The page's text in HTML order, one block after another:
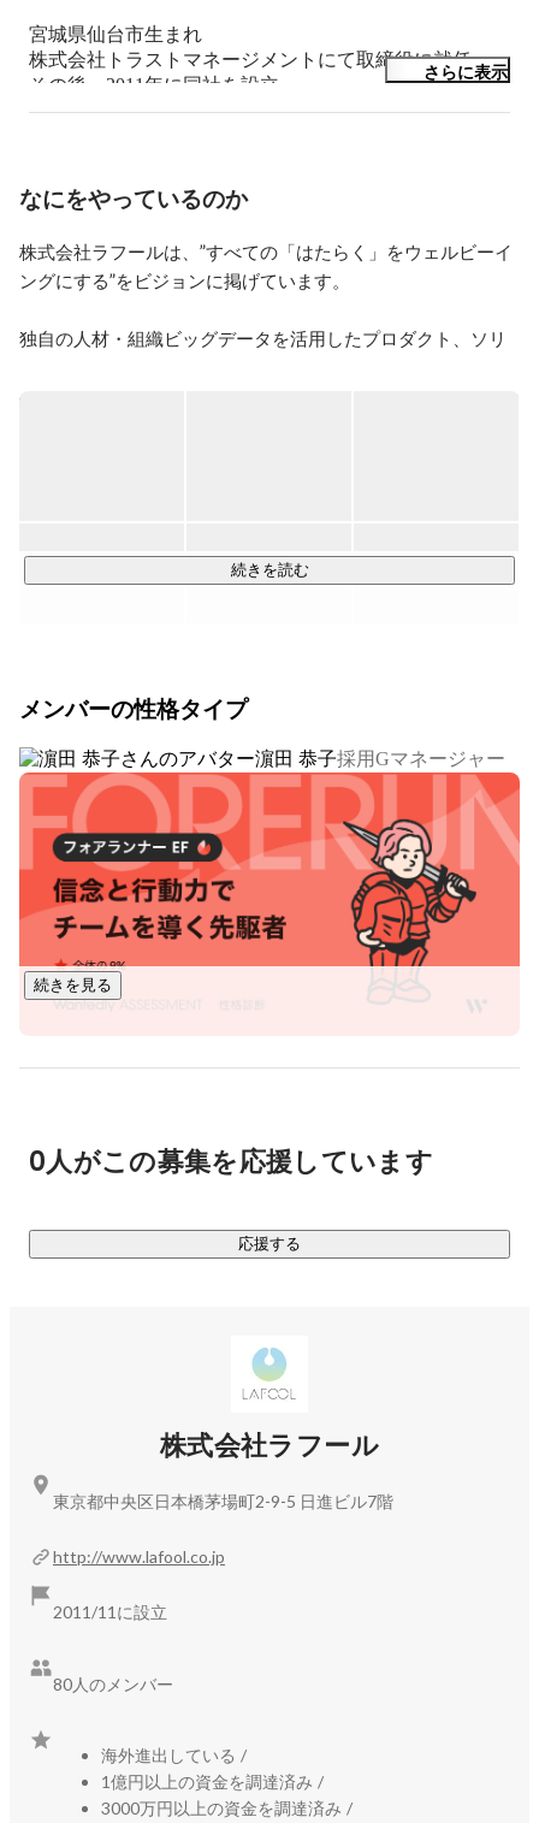
宮城県仙台市生まれ
株式会社トラストマネージメントにて取締役に就任。
その後、2011年に同社を設立。
さらに表示
なにをやっているのか
株式会社ラフールは、”すべての「はたらく」をウェルビーイ
ングにする”をビジョンに掲げています。
独自の人材・組織ビッグデータを活用したプロダクト、ソリ
日本の労働市場における課題、企業における組織課題を解消
サーベイです。導入企業は2.000社を超え、定期的に社員にサ
ーベイを実施し、組織の課題、非財務情報（ESGへの取り組
み）を可視化、分析、課題特定、改善立案、対策までをワン
ストップで行い、生産性向上と離職防止につなげられます。
■採用適性検査「テキカク」：https://tekikaku.lafool.jp/
企業の組織文化とのマッチ度から、採用候補者の定着率・活
躍度がわかる適性検査ツールです。採用ミスマッチや早期離
職、低パフォーマンスを防ぎ、目指す組織に "必要な人材" か
を可視化し、組織力向上に貢献するサービスです。企業で働
く社員と採用候補者の双方が、ウェルビーイングに働けるか
データからみえた課題を基に、サーベイの活用をはじめ、人
事戦略・制度・評価の設計、キャリア・教育体制の構築な
【研究機関】
グ経営をデータで推進する研究機関です。
「ラフールサーベイ」、「テキカク」を通じて蓄積された、
累計2,000社、回答社員数35万人、回答データ数1億5,000万
にも及ぶ大規模なデータを研究し、新たなプロダクトやソリ
ューション開発を目指しています。
ーチなど、笑顔と成長が共存する職場づくり、社会全体のウ
す。
続きを読む
メンバーの性格タイプ
濵田 恭子採用Gマネージャー
続きを見る
0人がこの募集を応援しています
応援する
株式会社ラフール
http://www.lafool.co.jp
2011/11に設立
80人のメンバー
海外進出している /
1億円以上の資金を調達済み /
3000万円以上の資金を調達済み /
東京都中央区日本橋茅場町2-9-5 日進ビル7階